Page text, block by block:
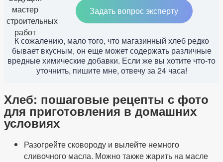
Задать вопрос эксперту
К сожалению, мало того, что магазинный хлеб редко
бывает вкусным, он еще может содержать различные
вредные химические добавки. Если же вы хотите что-то
уточнить, пишите мне, отвечу за 24 часа!
Хлеб: пошаговые рецепты с фото
для приготовления в домашних
условиях
Разогрейте сковороду и вылейте немного
сливочного масла. Можно также жарить на масле